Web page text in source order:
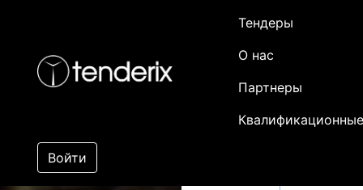
Тендеры
О нас
Партнеры
Войти